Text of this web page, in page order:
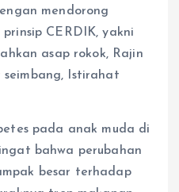
mendorong
CERDIK, yakni
asap rokok, Rajin
Istirahat
pada anak muda di
bahwa perubahan
besar terhadap